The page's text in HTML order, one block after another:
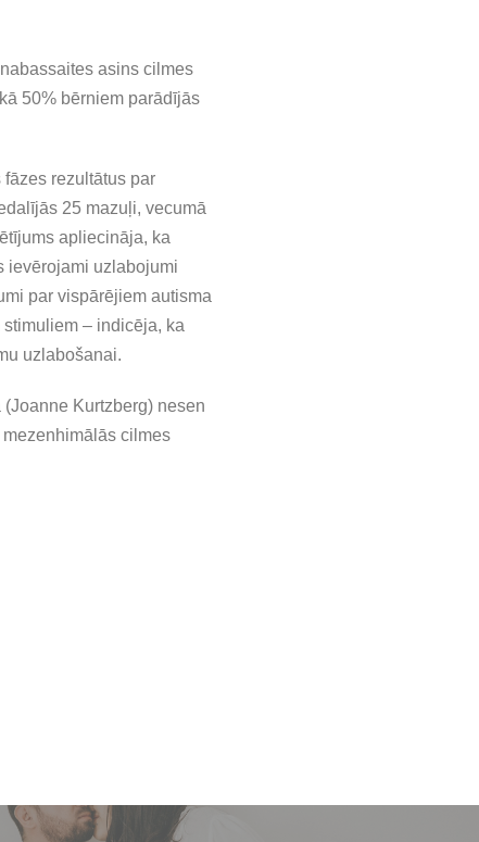
asins cilmes
50% bērniem parādījās
rezultātus par
25 mazuļi, vecumā
apliecināja, ka
ievērojami uzlabojumi
par vispārējiem autisma
– indicēja, ka
uzlabošanai.
Kurtzberg) nesen
cilmes